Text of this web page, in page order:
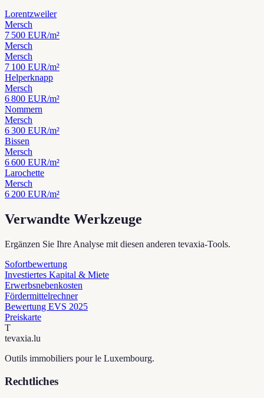
Lorentzweiler
Mersch
7 500 EUR/m²
Mersch
Mersch
7 100 EUR/m²
Helperknapp
Mersch
6 800 EUR/m²
Nommern
Mersch
6 300 EUR/m²
Bissen
Mersch
6 600 EUR/m²
Larochette
Mersch
6 200 EUR/m²
Verwandte Werkzeuge
Ergänzen Sie Ihre Analyse mit diesen anderen tevaxia-Tools.
Sofortbewertung
Investiertes Kapital & Miete
Erwerbsnebenkosten
Fördermittelrechner
Bewertung EVS 2025
Preiskarte
T
tevaxia.lu
Outils immobiliers pour le Luxembourg.
Rechtliches